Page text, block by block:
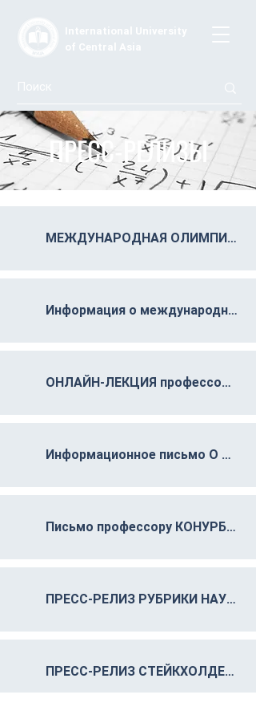
International University
of Central Asia
ПРЕСС-РЕЛИЗЫ
МЕЖДУНАРОДНАЯ ОЛИМПИАДА ПО КИТАЙСКОМУ ЯЗЫКУ 27 МАРТА 2024 В КРСУ И КОНФЕРЕНЦИЯ 18 АПРЕЛЯ 2024 ГОДУ КАФЕДРА МИРОВЫХ ЯЗЫКОВ
Информация о международных мероприятиях МПГУ в 2021 году 17 страниц К СВЕДЕНИЮ
ОНЛАЙН-ЛЕКЦИЯ профессора МГУ Конурбаева М.Э.Информационное письмо Для ПЕРЕВОДЧИКОВ И СТУДЕНТОВ ПЕРЕВОДЧЕСКИХ ОТДЕЛЕНИЙ
Информационное письмо О ХАКАТОНЕ К МЕЖДУНАРОДНОМУ ДНЮ ОБРАЗОВАНИЯ 24 ЯНВАРЯ 2024
Письмо профессору КОНУРБАЕВУ МЮЭЮ МГУ 4.11.2022
ПРЕСС-РЕЛИЗ РУБРИКИ НАУКА август-ноябрь 2023
ПРЕСС-РЕЛИЗ СТЕЙКХОЛДЕРЫ Комитет по исследованиям 18.11.2023